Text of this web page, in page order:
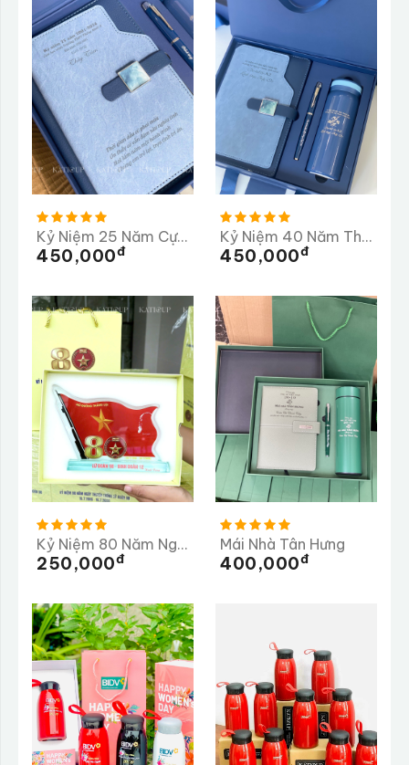
Kỷ Niệm 25 Năm Cựu Học Sinh Trường THPT Thống Nhất A
450,000Đ
Kỷ Niệm 40 Năm Thành Lập Trường PTTH Lộc Thanh 1985-2025
450,000Đ
Kỷ Niệm 80 Năm Ngày Truyền Thống Lữ Đoàn 98
250,000Đ
Mái Nhà Tân Hưng
400,000Đ